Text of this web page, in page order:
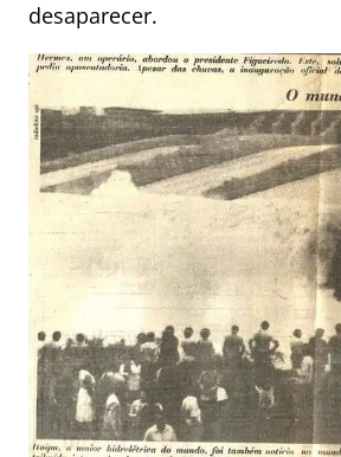
desaparecer.